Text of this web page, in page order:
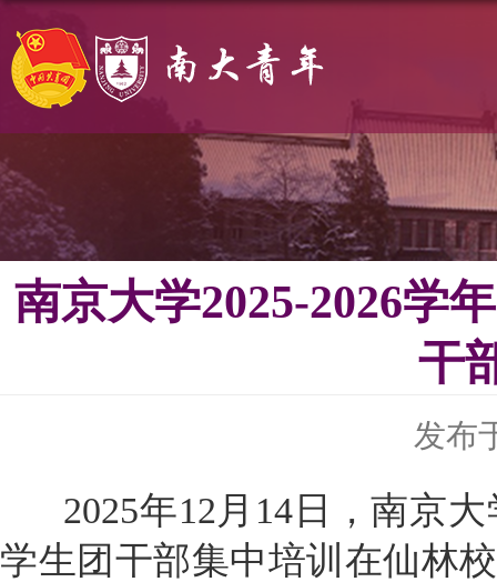
南京大学2025-2026学
干
发布
2025年12月14日，南京
学生团干部集中培训在仙林